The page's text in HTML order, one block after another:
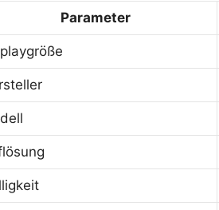
Parameter